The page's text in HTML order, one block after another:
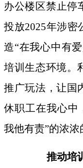
办公楼区禁止停
投放2025年涉密
造“在我心中有
培训生态环境。
推广玩法，让国
休职工在我心中
我他有责”的浓浓
推动培